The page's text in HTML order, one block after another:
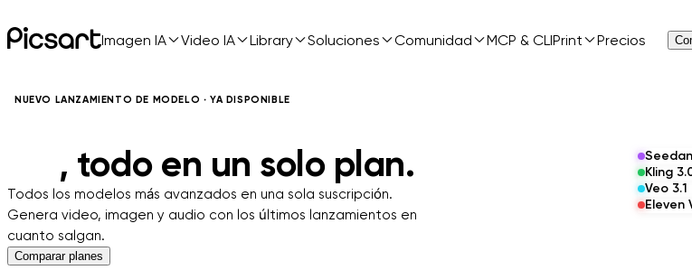
Imagen IA Video IA Library Soluciones Comunidad MCP & CLIPrint Precios
NUEVO LANZAMIENTO DE MODELO · YA DISPONIBLE
, todo en un solo plan.
Todos los modelos más avanzados en una sola suscripción.
Genera video, imagen y audio con los últimos lanzamientos en
cuanto salgan.
Comparar planes
Kling
Veo 3.1
Eleven